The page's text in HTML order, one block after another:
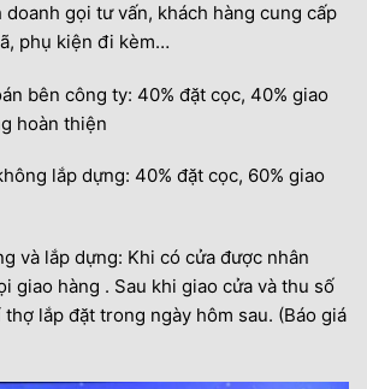
gọi tư vấn, khách hàng cung cấp
phụ kiện đi kèm…
bên công ty: 40% đặt cọc, 40% giao
hoàn thiện
lắp dựng: 40% đặt cọc, 60% giao
và lắp dựng: Khi có cửa được nhân
giao hàng . Sau khi giao cửa và thu số
lắp đặt trong ngày hôm sau. (Báo giá